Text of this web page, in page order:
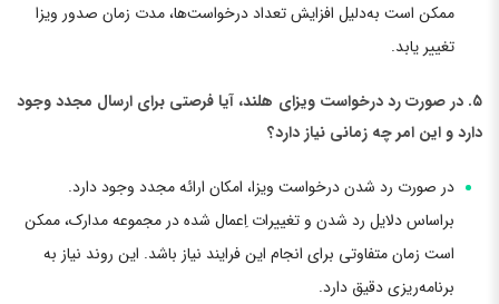
ممکن است به‌دلیل افزایش تعداد درخواست‌ها، مدت زمان صدور ویزا
تغییر یابد.
۵. در صورت رد درخواست ویزای هلند، آیا فرصتی برای ارسال مجدد وجود
دارد و این امر چه زمانی نیاز دارد؟
در صورت رد شدن درخواست ویزا، امکان ارائه مجدد وجود دارد.
براساس دلایل رد شدن و تغییرات اِعمال شده در مجموعه مدارک، ممکن
است زمان متفاوتی برای انجام این فرایند نیاز باشد. این روند نیاز به
برنامه‌ریزی دقیق دارد.